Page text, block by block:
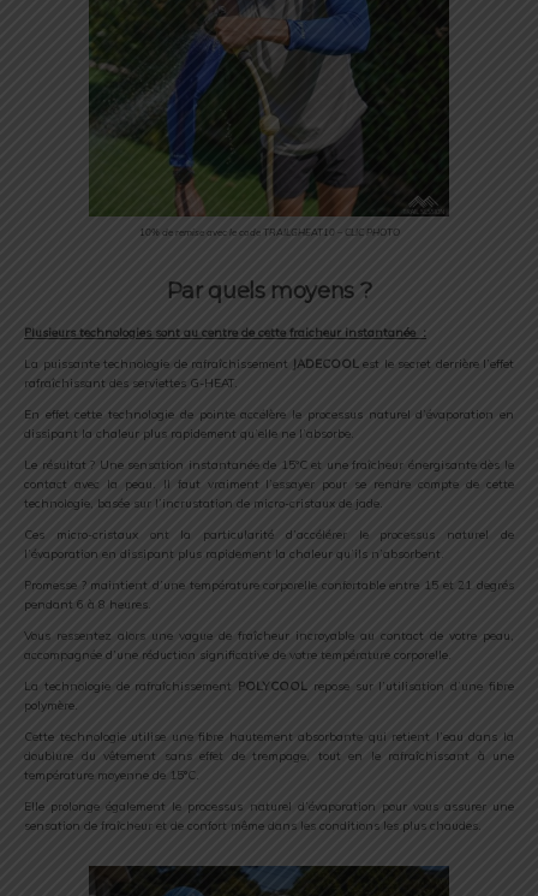
10% de remise avec le code TRAILGHEAT10 – CLIC PHOTO
Par quels moyens ?
Plusieurs technologies sont au centre de cette fraicheur instantanée :
La puissante technologie de rafraîchissement JADECOOL est le secret derrière l’effet
rafraîchissant des serviettes G-HEAT.
En effet cette technologie de pointe accélère le processus naturel d’évaporation en
dissipant la chaleur plus rapidement qu’elle ne l’absorbe.
Le résultat ? Une sensation instantanée de 15°C et une fraîcheur énergisante dès le
contact avec la peau. Il faut vraiment l’essayer pour se rendre compte de cette
technologie, basée sur l’incrustation de micro-cristaux de jade.
Ces micro-cristaux ont la particularité d’accélérer le processus naturel de
l’évaporation en dissipant plus rapidement la chaleur qu’ils n’absorbent.
Promesse ? maintient d’une température corporelle confortable entre 15 et 21 degrés
pendant 6 à 8 heures.
Vous ressentez alors une vague de fraîcheur incroyable au contact de votre peau,
accompagnée d’une réduction significative de votre température corporelle.
La technologie de rafraîchissement POLYCOOL
repose sur l’utilisation d’une fibre
polymère.
Cette technologie utilise une fibre hautement absorbante qui retient l’eau dans la
doublure du vêtement sans effet de trempage, tout en le rafraîchissant à une
température moyenne de 15°C.
Elle prolonge également le processus naturel d’évaporation pour vous assurer une
sensation de fraîcheur et de confort même dans les conditions les plus chaudes.